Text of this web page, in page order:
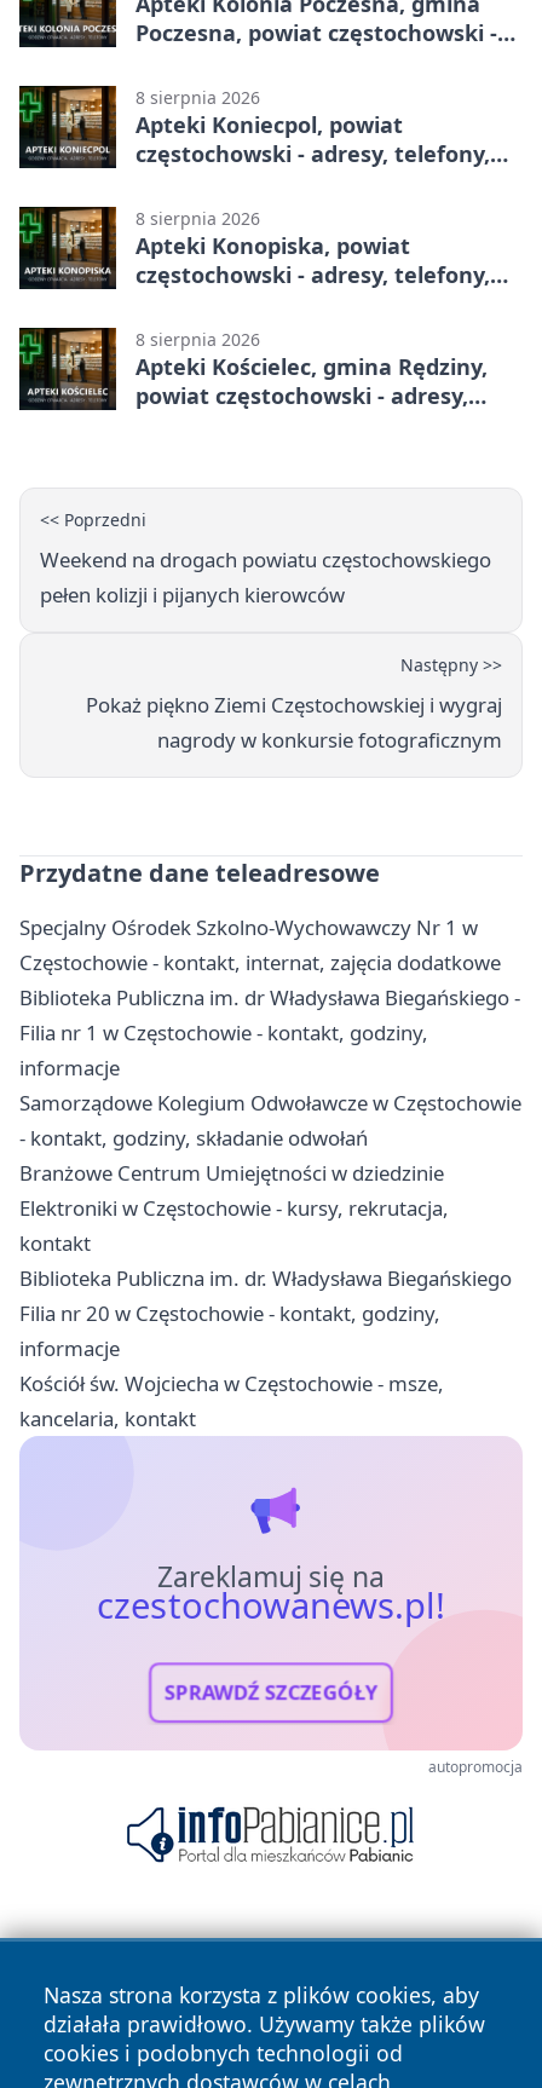
Poczesna, powiat częstochowski -
8 sierpnia 2026
Apteki Koniecpol, powiat
częstochowski - adresy, telefony,
8 sierpnia 2026
Apteki Konopiska, powiat
częstochowski - adresy, telefony,
8 sierpnia 2026
Apteki Kościelec, gmina Rędziny,
powiat częstochowski - adresy,
<< Poprzedni
Weekend na drogach powiatu częstochowskiego
pełen kolizji i pijanych kierowców
Następny >>
Pokaż piękno Ziemi Częstochowskiej i wygraj
nagrody w konkursie fotograficznym
Przydatne dane teleadresowe
Specjalny Ośrodek Szkolno-Wychowawczy Nr 1 w
Częstochowie - kontakt, internat, zajęcia dodatkowe
Biblioteka Publiczna im. dr Władysława Biegańskiego -
Filia nr 1 w Częstochowie - kontakt, godziny,
informacje
Samorządowe Kolegium Odwoławcze w Częstochowie
- kontakt, godziny, składanie odwołań
Branżowe Centrum Umiejętności w dziedzinie
Elektroniki w Częstochowie - kursy, rekrutacja,
kontakt
Biblioteka Publiczna im. dr. Władysława Biegańskiego
Filia nr 20 w Częstochowie - kontakt, godziny,
informacje
Kościół św. Wojciecha w Częstochowie - msze,
kancelaria, kontakt
Zareklamuj się na
czestochowanews.pl!
SPRAWDŹ SZCZEGÓŁY
autopromocja
Nasza strona korzysta z plików cookies, aby
działała prawidłowo. Używamy także plików
cookies i podobnych technologii od
zewnętrznych dostawców w celach
Copyright © 2026 czestochowanews.pl Wszystkie prawa